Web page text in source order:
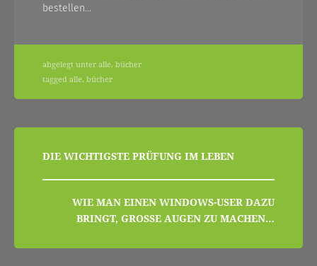
bestellen…
abgelegt unter alle, bücher
tagged alle, bücher
beitragsnavigation
DIE WICHTIGSTE PRÜFUNG IM LEBEN
WIE MAN EINEN WINDOWS-USER DAZU
BRINGT, GROSSE AUGEN ZU MACHEN…